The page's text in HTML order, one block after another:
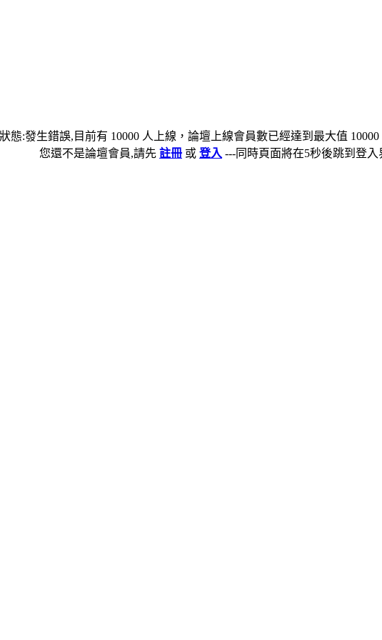
狀態:發生錯誤,目前有 10000 人上線，論壇上線會員數已經達到最大值
您還不是論壇會員,請先 註冊 或 登入 ---同時頁面將在5秒後跳到登入